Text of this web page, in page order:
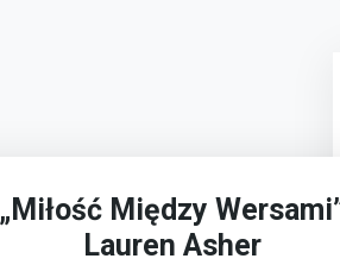
„Miłość Między
Lauren Asher